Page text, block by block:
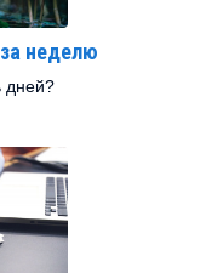
неделю
дней?